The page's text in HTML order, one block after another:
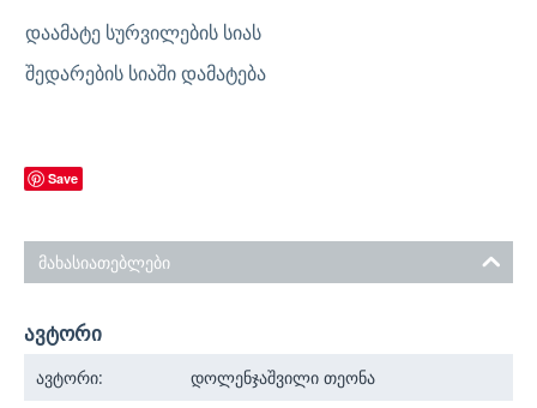
ᲓᲐᲐᲛᲐᲢᲔ ᲡᲣᲠᲕᲘᲚᲔᲑᲘᲡ ᲡᲘᲐᲡ
ᲨᲔᲓᲐᲠᲔᲑᲘᲡ ᲡᲘᲐᲨᲘ ᲓᲐᲛᲐᲢᲔᲑᲐ
Save
მახასიათებლები
ავტორი
ავტორი: დოლენჯაშვილი თეონა